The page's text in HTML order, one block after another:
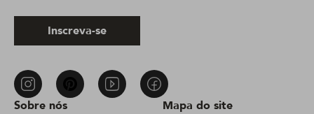
Sobre nós
Mapa do site
Inscreva-se